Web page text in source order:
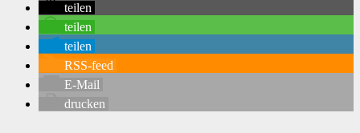
teilen
teilen
teilen
RSS-feed
E-Mail
drucken